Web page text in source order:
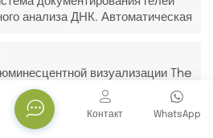
анализа ДНК. Автоматическая
визуализации The
Imager Анализатор
Система документирования
WhatsApp
Контакт